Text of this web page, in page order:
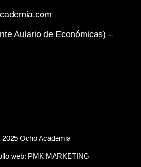
Aulario de Económicas) –
Ocho Academia
web: PMK MARKETING